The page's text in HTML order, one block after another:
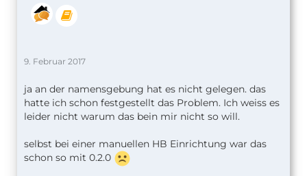
9. Februar 2017
ja an der namensgebung hat es nicht gelegen. das
hatte ich schon festgestellt das Problem. Ich weiss es
leider nicht warum das bein mir nicht so will.
selbst bei einer manuellen HB Einrichtung war das
schon so mit 0.2.0